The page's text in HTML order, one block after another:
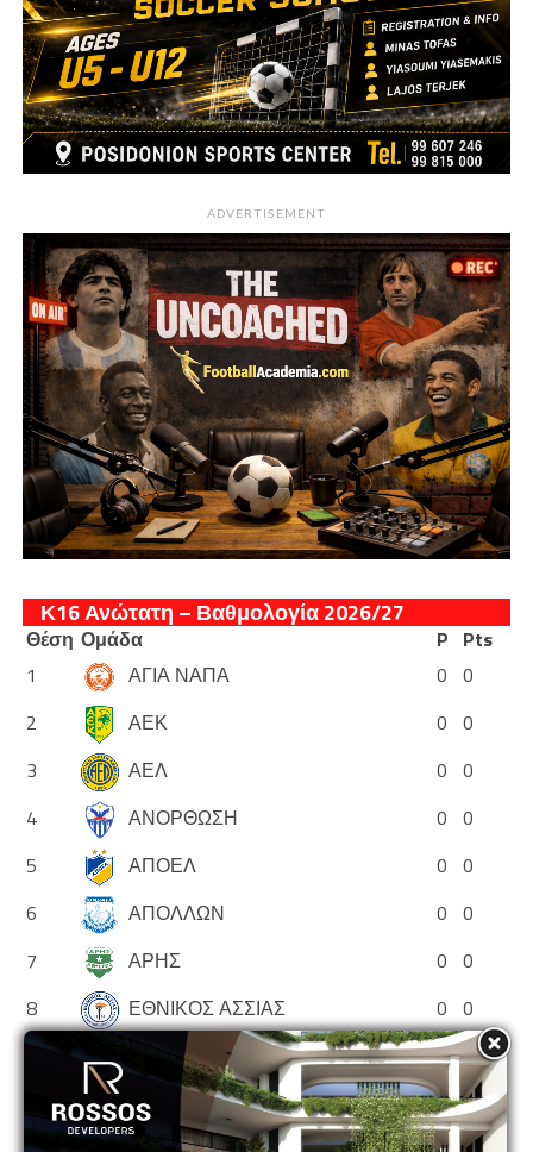
ADVERTISEMENT
Κ16 Ανώτατη – Βαθμολογία 2026/27
Θέση Ομάδα P Pts
1
ΑΓΙΑ ΝΑΠΑ 0 0
2
ΑΕΚ 0 0
3
ΑΕΛ 0 0
4
ΑΝΟΡΘΩΣΗ 0 0
5
ΑΠΟΕΛ 0 0
6
ΑΠΟΛΛΩΝ 0 0
7
ΑΡΗΣ 0 0
8
ΕΘΝΙΚΟΣ ΑΣΣΙΑΣ 0 0
9
0 0
ΝΕΑ ΣΑΛΑΜΙΝΑ 0 0